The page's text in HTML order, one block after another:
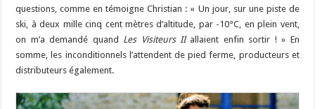
questions, comme en témoigne Christian : « Un jour, sur une piste de
ski, à deux mille cinq cent mètres d’altitude, par -10°C, en plein vent,
on m’a demandé quand Les Visiteurs IIallaient enfin sortir ! » En
somme, les inconditionnels l’attendent de pied ferme, producteurs et
distributeurs également.